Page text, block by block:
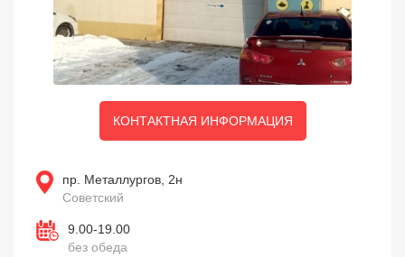
КОНТАКТНАЯ ИНФОРМАЦИЯ
пр. Металлургов, 2н
Советский
9.00-19.00
без обеда